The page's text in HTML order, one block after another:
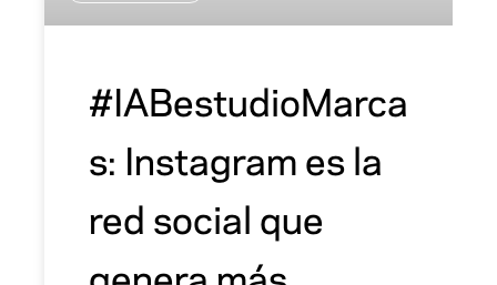
#IABestudioMarca
s: Instagram es la
red social que